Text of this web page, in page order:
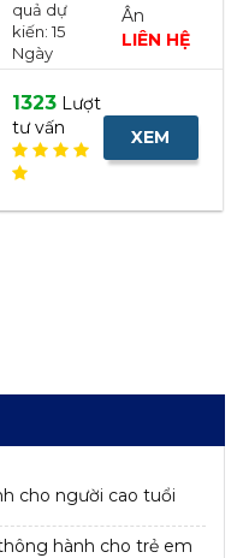
quả dự
kiến: 15
Ngày
Ân
LIÊN HỆ
1323 Lượt
tư vấn
XEM
cho người cao tuổi
hành cho trẻ em